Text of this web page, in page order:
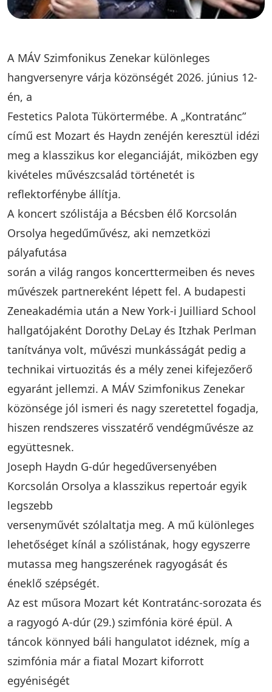
A MÁV Szimfonikus Zenekar különleges
hangversenyre várja közönségét 2026. június 12-
én, a
Festetics Palota Tükörtermébe. A „Kontratánc”
című est Mozart és Haydn zenéjén keresztül idézi
meg a klasszikus kor eleganciáját, miközben egy
kivételes művészcsalád történetét is
reflektorfénybe állítja.
A koncert szólistája a Bécsben élő Korcsolán
Orsolya hegedűművész, aki nemzetközi
pályafutása
során a világ rangos koncerttermeiben és neves
művészek partnereként lépett fel. A budapesti
Zeneakadémia után a New York-i Juilliard School
hallgatójaként Dorothy DeLay és Itzhak Perlman
tanítványa volt, művészi munkásságát pedig a
technikai virtuozitás és a mély zenei kifejezőerő
egyaránt jellemzi. A MÁV Szimfonikus Zenekar
közönsége jól ismeri és nagy szeretettel fogadja,
hiszen rendszeres visszatérő vendégművésze az
együttesnek.
Joseph Haydn G-dúr hegedűversenyében
Korcsolán Orsolya a klasszikus repertoár egyik
legszebb
versenyművét szólaltatja meg. A mű különleges
lehetőséget kínál a szólistának, hogy egyszerre
mutassa meg hangszerének ragyogását és
éneklő szépségét.
Az est műsora Mozart két Kontratánc-sorozata és
a ragyogó A-dúr (29.) szimfónia köré épül. A
táncok könnyed báli hangulatot idéznek, míg a
szimfónia már a fiatal Mozart kiforrott
egyéniségét